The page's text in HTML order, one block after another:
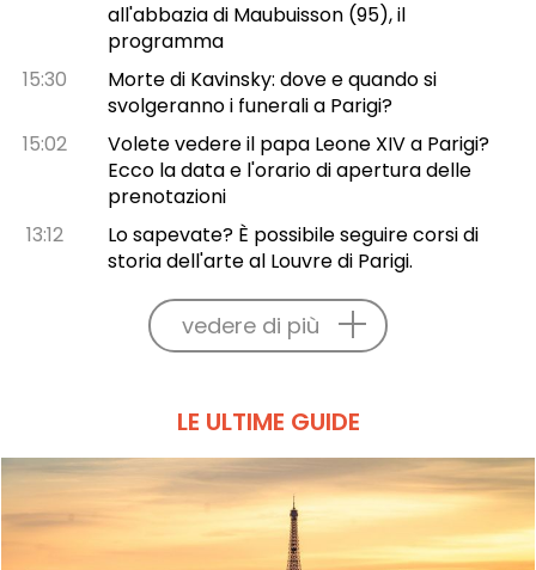
all'abbazia di Maubuisson (95), il
programma
15:30
Morte di Kavinsky: dove e quando si
svolgeranno i funerali a Parigi?
15:02
Volete vedere il papa Leone XIV a Parigi?
Ecco la data e l'orario di apertura delle
prenotazioni
13:12
Lo sapevate? È possibile seguire corsi di
storia dell'arte al Louvre di Parigi.
vedere di più
LE ULTIME GUIDE